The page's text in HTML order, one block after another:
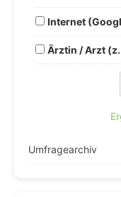
Internet
Ärztin / Arzt
Umfragearchiv